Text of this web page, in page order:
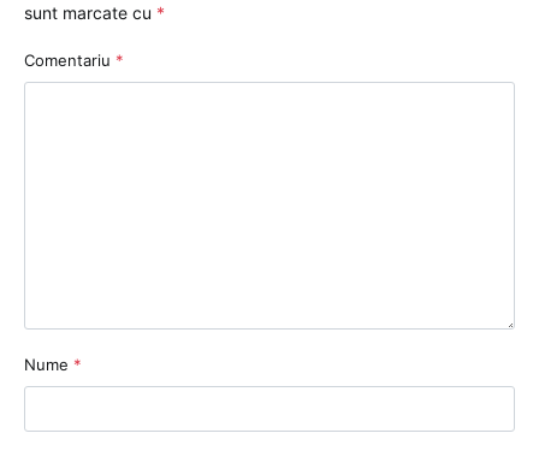
sunt marcate cu *
Comentariu *
Nume *